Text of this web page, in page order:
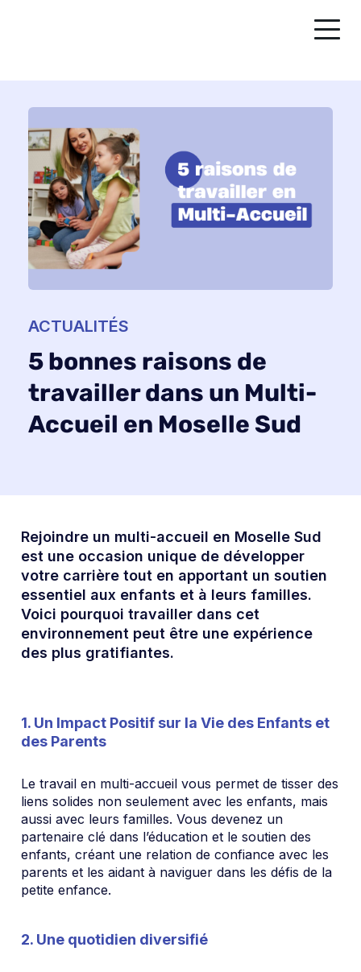
ACTUALITÉS
5 bonnes raisons de
travailler dans un Multi-
Accueil en Moselle Sud
Rejoindre un multi-accueil en Moselle Sud
est une occasion unique de développer
votre carrière tout en apportant un soutien
essentiel aux enfants et à leurs familles.
Voici pourquoi travailler dans cet
environnement peut être une expérience
des plus gratifiantes.
1. Un Impact Positif sur la Vie des Enfants et
des Parents
Le travail en multi-accueil vous permet de tisser des
liens solides non seulement avec les enfants, mais
aussi avec leurs familles. Vous devenez un
partenaire clé dans l’éducation et le soutien des
enfants, créant une relation de confiance avec les
parents et les aidant à naviguer dans les défis de la
petite enfance.
2. Une quotidien diversifié